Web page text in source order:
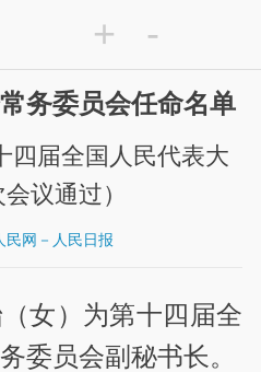
+ -
务委员会任命名单
四届全国人民代表大
议通过）
民网－人民日报
女）为第十四届全
委员会副秘书长。